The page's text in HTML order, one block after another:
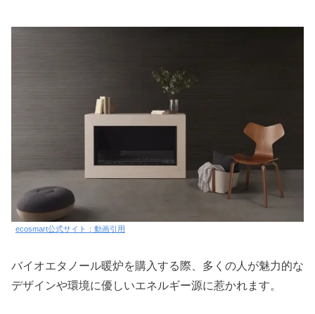
ecosmart公式サイト：動画引用
バイオエタノール暖炉を購入する際、多くの人が魅力的な
デザインや環境に優しいエネルギー源に惹かれます。